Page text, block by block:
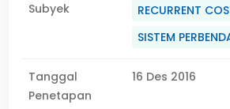
Subyek RECURRENT
SISTEM
Tanggal
Penetapan
16 Des 2016